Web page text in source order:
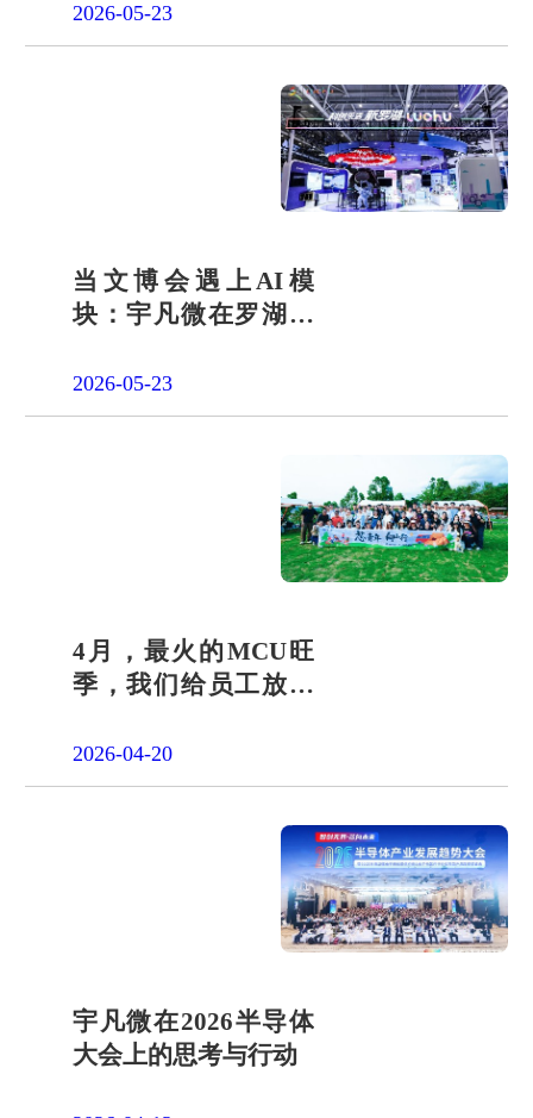
2026-05-23
当文博会遇上AI模
块：宇凡微在罗湖展
答卷
2026-05-23
4月，最火的MCU旺
季，我们给员工放了
2026-04-20
宇凡微在2026半导体
大会上的思考与行动